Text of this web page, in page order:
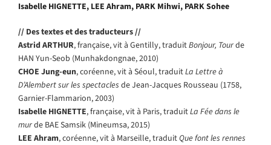
Isabelle HIGNETTE, LEE Ahram, PARK Mihwi, PARK Sohee
// Des textes et des traducteurs //
Astrid ARTHUR, française, vit à Gentilly, traduitBonjour, Tourde
HAN Yun-Seob (Munhakdongnae, 2010)
CHOE Jung-eun, coréenne, vit à Séoul, traduitLa Lettre à
D’Alembert sur les spectacles de Jean-Jacques Rousseau (1758,
Garnier-Flammarion, 2003)
Isabelle HIGNETTE, française, vit à Paris, traduitLa Fée dans le
murde BAE Samsik (Mineumsa, 2015)
LEE Ahram, coréenne, vit à Marseille, traduitQue font les rennes